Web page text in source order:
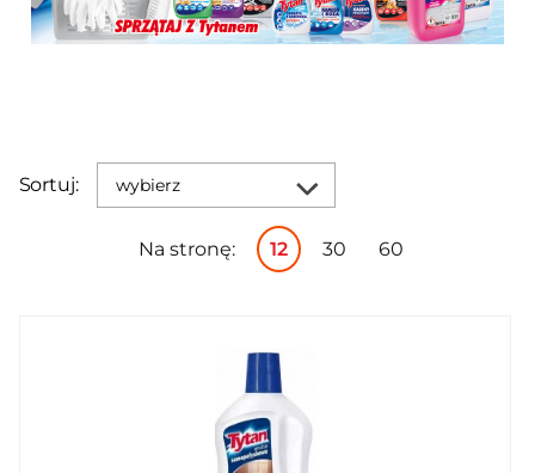
Sortuj: wybierz
Na stronę: 12 30 60